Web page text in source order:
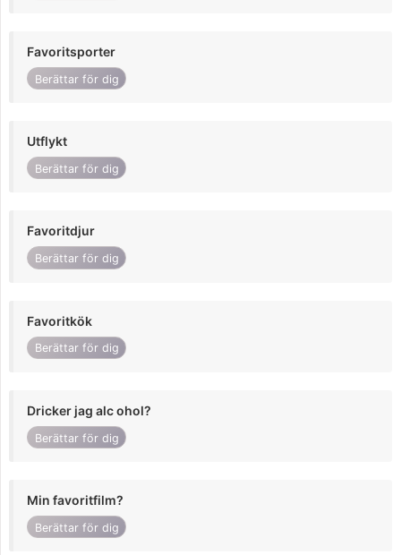
Favoritsporter
Berättar för dig
Utflykt
Berättar för dig
Favoritdjur
Berättar för dig
Favoritkök
Berättar för dig
Dricker jag alc ohol?
Berättar för dig
Min favoritfilm?
Berättar för dig